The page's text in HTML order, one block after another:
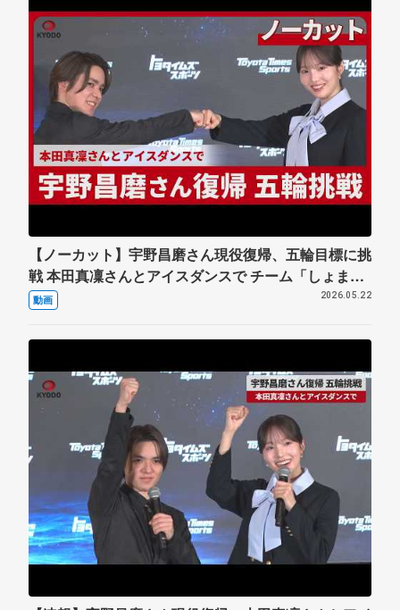
【ノーカット】宇野昌磨さん現役復帰、五輪目標に挑
戦 本田真凜さんとアイスダンスで チーム「しょまり
ん」
動画 2026.05.22